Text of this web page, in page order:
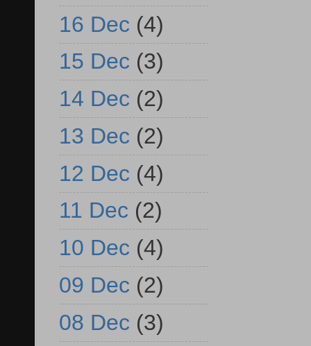
16 Dec (4)
15 Dec (3)
14 Dec (2)
13 Dec (2)
12 Dec (4)
11 Dec (2)
10 Dec (4)
09 Dec (2)
08 Dec (3)